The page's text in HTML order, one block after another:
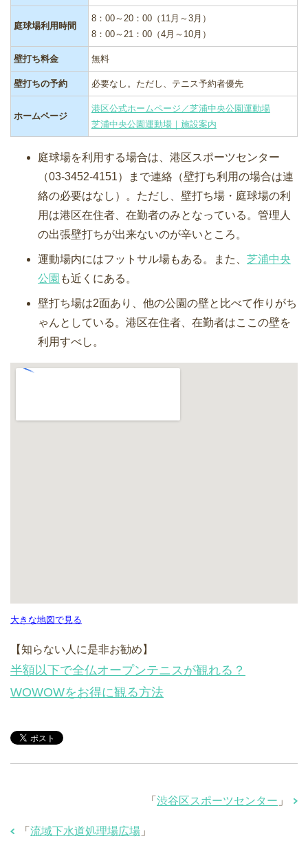
庭球場利用時間
8：00～20：00（11月～3月）
8：00～21：00（4月～10月）
壁打ち料金 無料
壁打ちの予約 必要なし。ただし、テニス予約者優先
ホームページ
港区公式ホームページ／芝浦中央公園運動場
芝浦中央公園運動場｜施設案内
庭球場を利用する場合は、港区スポーツセンター
（03-3452-4151）まで連絡（壁打ち利用の場合は連
絡の必要はなし）。ただし、壁打ち場・庭球場の利
用は港区在住者、在勤者のみとなっている。管理人
の出張壁打ちが出来ないのが辛いところ。
運動場内にはフットサル場もある。また、 芝浦中央
公園 も近くにある。
壁打ち場は2面あり、他の公園の壁と比べて作りがち
ゃんとしている。港区在住者、在勤者はここの壁を
利用すべし。
大きな地図で見る
【知らない人に是非お勧め】
半額以下で全仏オープンテニスが観れる？
WOWOWをお得に観る方法
「 渋谷区スポーツセンター 」
「 流域下水道処理場広場 」